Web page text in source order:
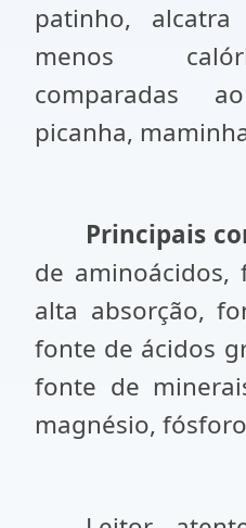
patinho,
menos
comparadas
picanha,
Principais
de
alta absorção,
fonte de ácidos
fonte de
magnésio,